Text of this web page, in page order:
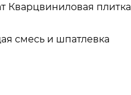
Кварцвиниловая плитка
смесь и шпатлевка